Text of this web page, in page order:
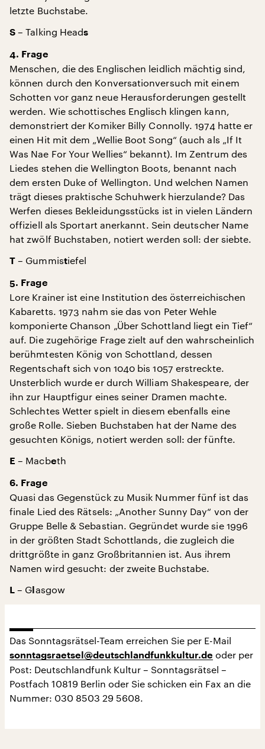
letzte Buchstabe.
S – Talking Heads
4. Frage
Menschen, die des Englischen leidlich mächtig sind,
können durch den Konversationversuch mit einem
Schotten vor ganz neue Herausforderungen gestellt
werden. Wie schottisches Englisch klingen kann,
demonstriert der Komiker Billy Connolly. 1974 hatte er
einen Hit mit dem „Wellie Boot Song“ (auch als „If It
Was Nae For Your Wellies“ bekannt). Im Zentrum des
Liedes stehen die Wellington Boots, benannt nach
dem ersten Duke of Wellington. Und welchen Namen
trägt dieses praktische Schuhwerk hierzulande? Das
Werfen dieses Bekleidungsstücks ist in vielen Ländern
offiziell als Sportart anerkannt. Sein deutscher Name
hat zwölf Buchstaben, notiert werden soll: der siebte.
T – Gummistiefel
5. Frage
Lore Krainer ist eine Institution des österreichischen
Kabaretts. 1973 nahm sie das von Peter Wehle
komponierte Chanson „Über Schottland liegt ein Tief“
auf. Die zugehörige Frage zielt auf den wahrscheinlich
berühmtesten König von Schottland, dessen
Regentschaft sich von 1040 bis 1057 erstreckte.
Unsterblich wurde er durch William Shakespeare, der
ihn zur Hauptfigur eines seiner Dramen machte.
Schlechtes Wetter spielt in diesem ebenfalls eine
große Rolle. Sieben Buchstaben hat der Name des
gesuchten Königs, notiert werden soll: der fünfte.
E – Macbeth
6. Frage
Quasi das Gegenstück zu Musik Nummer fünf ist das
finale Lied des Rätsels: „Another Sunny Day“ von der
Gruppe Belle & Sebastian. Gegründet wurde sie 1996
in der größten Stadt Schottlands, die zugleich die
drittgrößte in ganz Großbritannien ist. Aus ihrem
Namen wird gesucht: der zweite Buchstabe.
L – G asgow
Das Sonntagsrätsel-Team erreichen Sie per E-Mail
sonntagsraetsel@deutschlandfunkkultur.de oder per
Post: Deutschlandfunk Kultur – Sonntagsrätsel –
Postfach 10819 Berlin oder Sie schicken ein Fax an die
Nummer: 030 8503 29 5608.